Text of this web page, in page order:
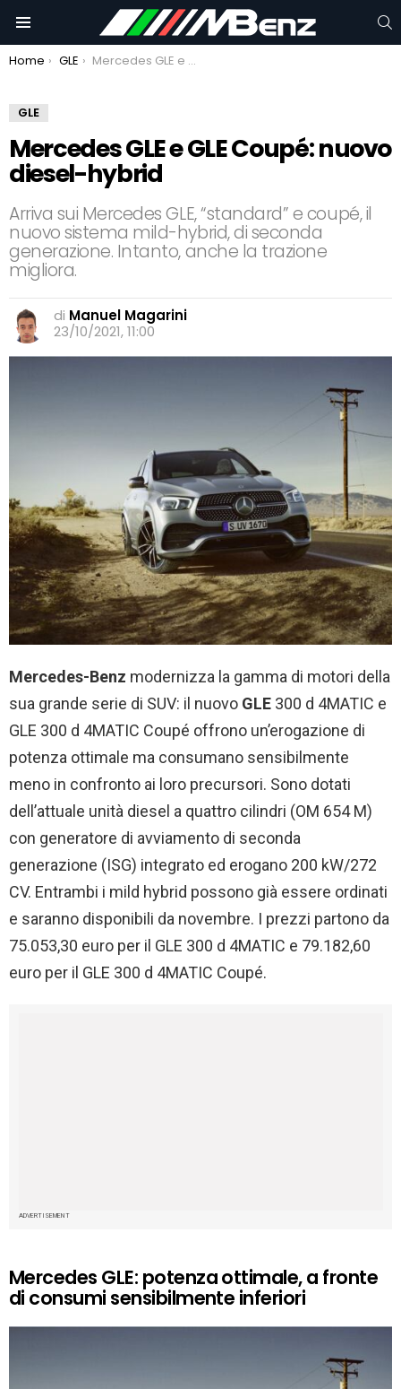
You are here:
Home GLE Mercedes GLE e GLE Coupé: nuovo diesel-hybrid
GLE
Mercedes GLE e GLE Coupé: nuovo
diesel-hybrid
Arriva sui Mercedes GLE, “standard” e coupé, il
nuovo sistema mild-hybrid, di seconda
generazione. Intanto, anche la trazione
migliora.
di Manuel Magarini
23/10/2021, 11:00
Mercedes-Benz modernizza la gamma di motori della
sua grande serie di SUV: il nuovo GLE 300 d 4MATIC e
GLE 300 d 4MATIC Coupé offrono un’erogazione di
potenza ottimale ma consumano sensibilmente
meno in confronto ai loro precursori. Sono dotati
dell’attuale unità diesel a quattro cilindri (OM 654 M)
con generatore di avviamento di seconda
generazione (ISG) integrato ed erogano 200 kW/272
CV. Entrambi i mild hybrid possono già essere ordinati
e saranno disponibili da novembre. I prezzi partono da
75.053,30 euro per il GLE 300 d 4MATIC e 79.182,60
euro per il GLE 300 d 4MATIC Coupé.
ADVERTISEMENT
Mercedes GLE: potenza ottimale, a fronte
di consumi sensibilmente inferiori